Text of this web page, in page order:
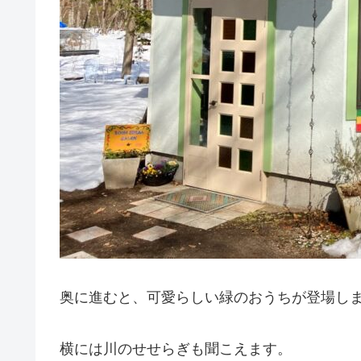
奥に進むと、可愛らしい緑のおうちが登場し
横には川のせせらぎも聞こえます。